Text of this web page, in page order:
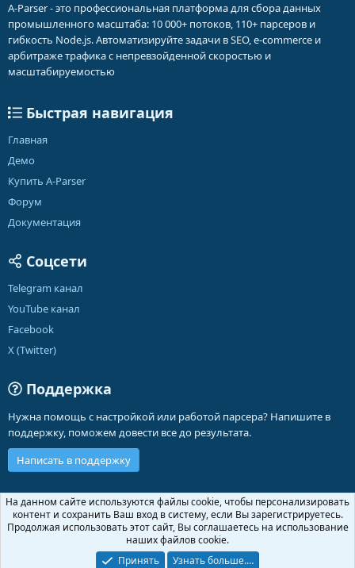
A-Parser - это профессиональная платформа для сбора данных
промышленного масштаба: 10 000+ потоков, 110+ парсеров и
гибкость Node.js. Автоматизируйте задачи в SEO, e-commerce и
арбитраже трафика с непревзойденной скоростью и
масштабируемостью
Быстрая навигация
Главная
Демо
Купить A-Parser
Форум
Документация
Соцсети
Telegram канал
YouTube канал
Facebook
X (Twitter)
Поддержка
Нужна помощь с настройкой или работой парсера? Напишите в
поддержку, поможем довести все до результата.
Написать в поддержку
Russian (RU)
Обратная связь
Условия и правила
Политика конфиденциальности
Помощь
Community platform by XenForo ® © 2010-2026 XenForo Ltd.
На данном сайте используются файлы cookie, чтобы персонализировать
контент и сохранить Ваш вход в систему, если Вы зарегистрируетесь.
Продолжая использовать этот сайт, Вы соглашаетесь на использование
наших файлов cookie.
Принять
Узнать больше.…